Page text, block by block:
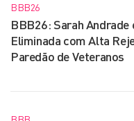
BBB26
BBB26: Sarah Andrade
Eliminada com Alta
Paredão de Veteranos